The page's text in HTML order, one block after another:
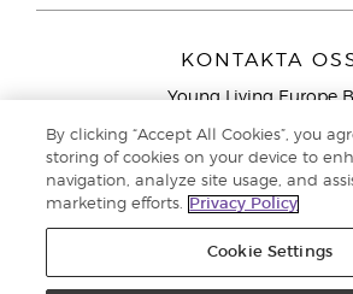
KONTAKTA
Young Living Europe
9727 AJ Groningen
Nederländerna
Kundtjänst – Avgiftsfritt
mobiltelefon):020
By clicking “Accept All Cookies”, you
storing of cookies on your device to
navigation, analyze site usage, and
marketing efforts.
Privacy Policy
Cookie Settings